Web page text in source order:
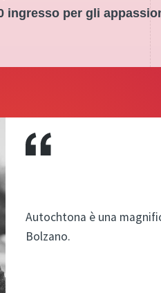
ingresso per gli
Autochtona è una
Bolzano.